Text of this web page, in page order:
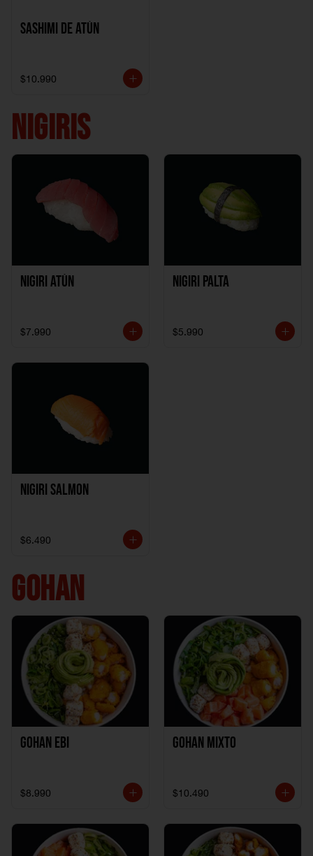
Sashimi de Atún
$10.990
NIGIRIS
Nigiri Atún
$7.990
Nigiri Palta
$5.990
Nigiri Salmon
$6.490
GOHAN
Gohan Ebi
$8.990
Gohan Mixto
$10.490